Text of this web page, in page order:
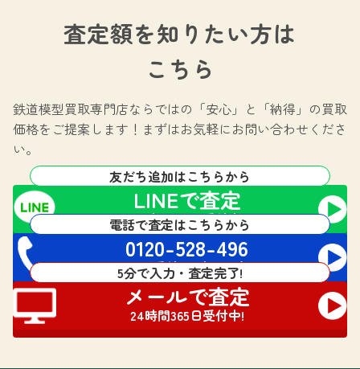
査定額を知りたい方は
こちら
鉄道模型買取専門店ならではの 「安心」と「納得」の買取
価格をご提案します！ まずはお気軽にお問い合わせくださ
い。
友だち追加はこちらから
LINEで査定
24時間365日受付中!
電話で査定はこちらから
0120-528-496
電話受付 24時間対応
5分で入力・査定完了!
メールで査定
24時間365日受付中!